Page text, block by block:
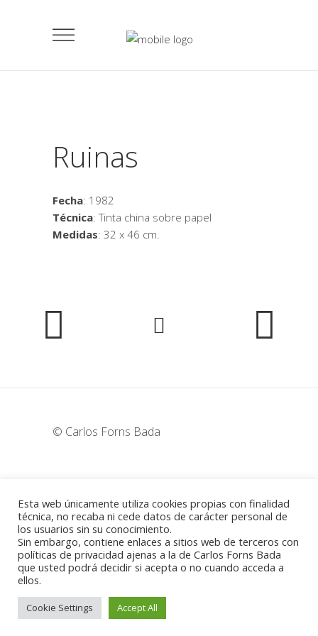
Ruinas
Fecha: 1982
Técnica: Tinta china sobre papel
Medidas: 32 x 46 cm.
© Carlos Forns Bada
Madrid - España
Esta web únicamente utiliza cookies propias con finalidad
técnica, no recaba ni cede datos de carácter personal de
los usuarios sin su conocimiento.
Sin embargo, contiene enlaces a sitios web de terceros con
políticas de privacidad ajenas a la de Carlos Forns Bada
que usted podrá decidir si acepta o no cuando acceda a
ellos.
Cookie Settings Accept All